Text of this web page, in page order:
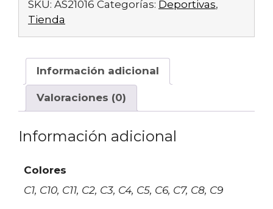
SKU: AS21016 Categorías: Deportivas,
Tienda
Información adicional
Valoraciones (0)
Información adicional
Colores
C1, C10, C11, C2, C3, C4, C5, C6, C7, C8, C9